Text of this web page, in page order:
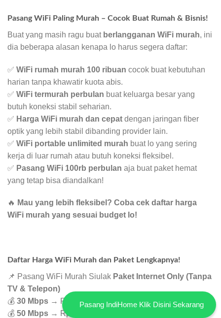
Pasang WiFi Paling Murah – Cocok Buat Rumah & Bisnis!
Buat yang masih ragu buat berlangganan WiFi murah, ini
dia beberapa alasan kenapa lo harus segera daftar:
✅ WiFi rumah murah 100 ribuan cocok buat kebutuhan
harian tanpa khawatir kuota abis.
✅ WiFi termurah perbulan buat keluarga besar yang
butuh koneksi stabil seharian.
✅ Harga WiFi murah dan cepat dengan jaringan fiber
optik yang lebih stabil dibanding provider lain.
✅ WiFi portable unlimited murah buat lo yang sering
kerja di luar rumah atau butuh koneksi fleksibel.
✅ Pasang WiFi 100rb perbulan aja buat paket hemat
yang tetap bisa diandalkan!
🔥 Mau yang lebih fleksibel? Coba cek daftar harga
WiFi murah yang sesuai budget lo!
Daftar Harga WiFi Murah dan Paket Lengkapnya!
📌 Pasang WiFi Murah Siulak Paket Internet Only (Tanpa
TV & Telepon)
💰 30 Mbps → Rp
265.000
💰 50 Mbps → Rp
Pasang IndiHome Klik Disini Sekarang